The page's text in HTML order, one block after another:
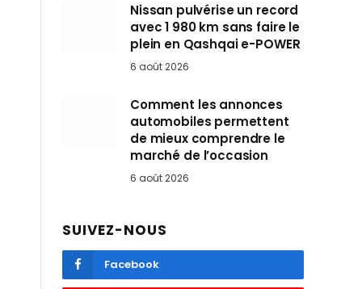
Nissan pulvérise un record
avec 1 980 km sans faire le
plein en Qashqai e-POWER
6 août 2026
Comment les annonces
automobiles permettent
de mieux comprendre le
marché de l’occasion
6 août 2026
SUIVEZ-NOUS
Facebook